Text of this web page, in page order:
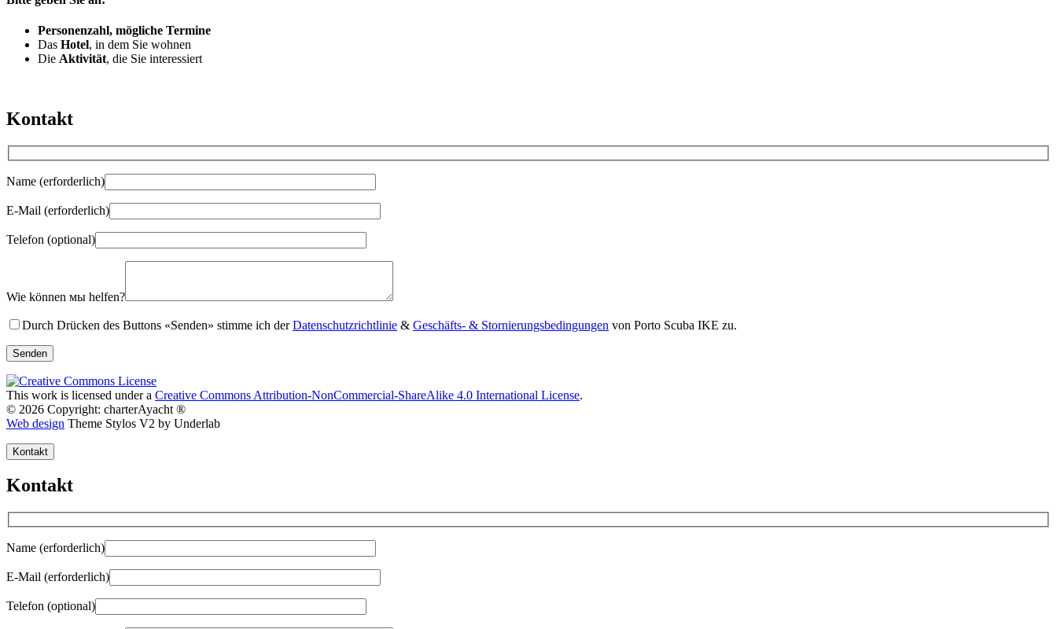
Personenzahl, mögliche Termine
Das Hotel, in dem Sie wohnen
Die Aktivität, die Sie interessiert
Kontakt
Name (erforderlich)
E-Mail (erforderlich)
Telefon (optional)
Wie können мы helfen?
Durch Drücken des Buttons «Senden» stimme ich derDatenschutzrichtlinie & Geschäfts- & Stornierungsbedingungen von Porto Scuba IKE zu.
This work is licensed under a Creative Commons Attribution-NonCommercial-ShareAlike 4.0 International License.
© 2026 Copyright: charterAyacht ®
Web design Theme Stylos V2 by Underlab
Kontakt
Kontakt
Name (erforderlich)
E-Mail (erforderlich)
Telefon (optional)